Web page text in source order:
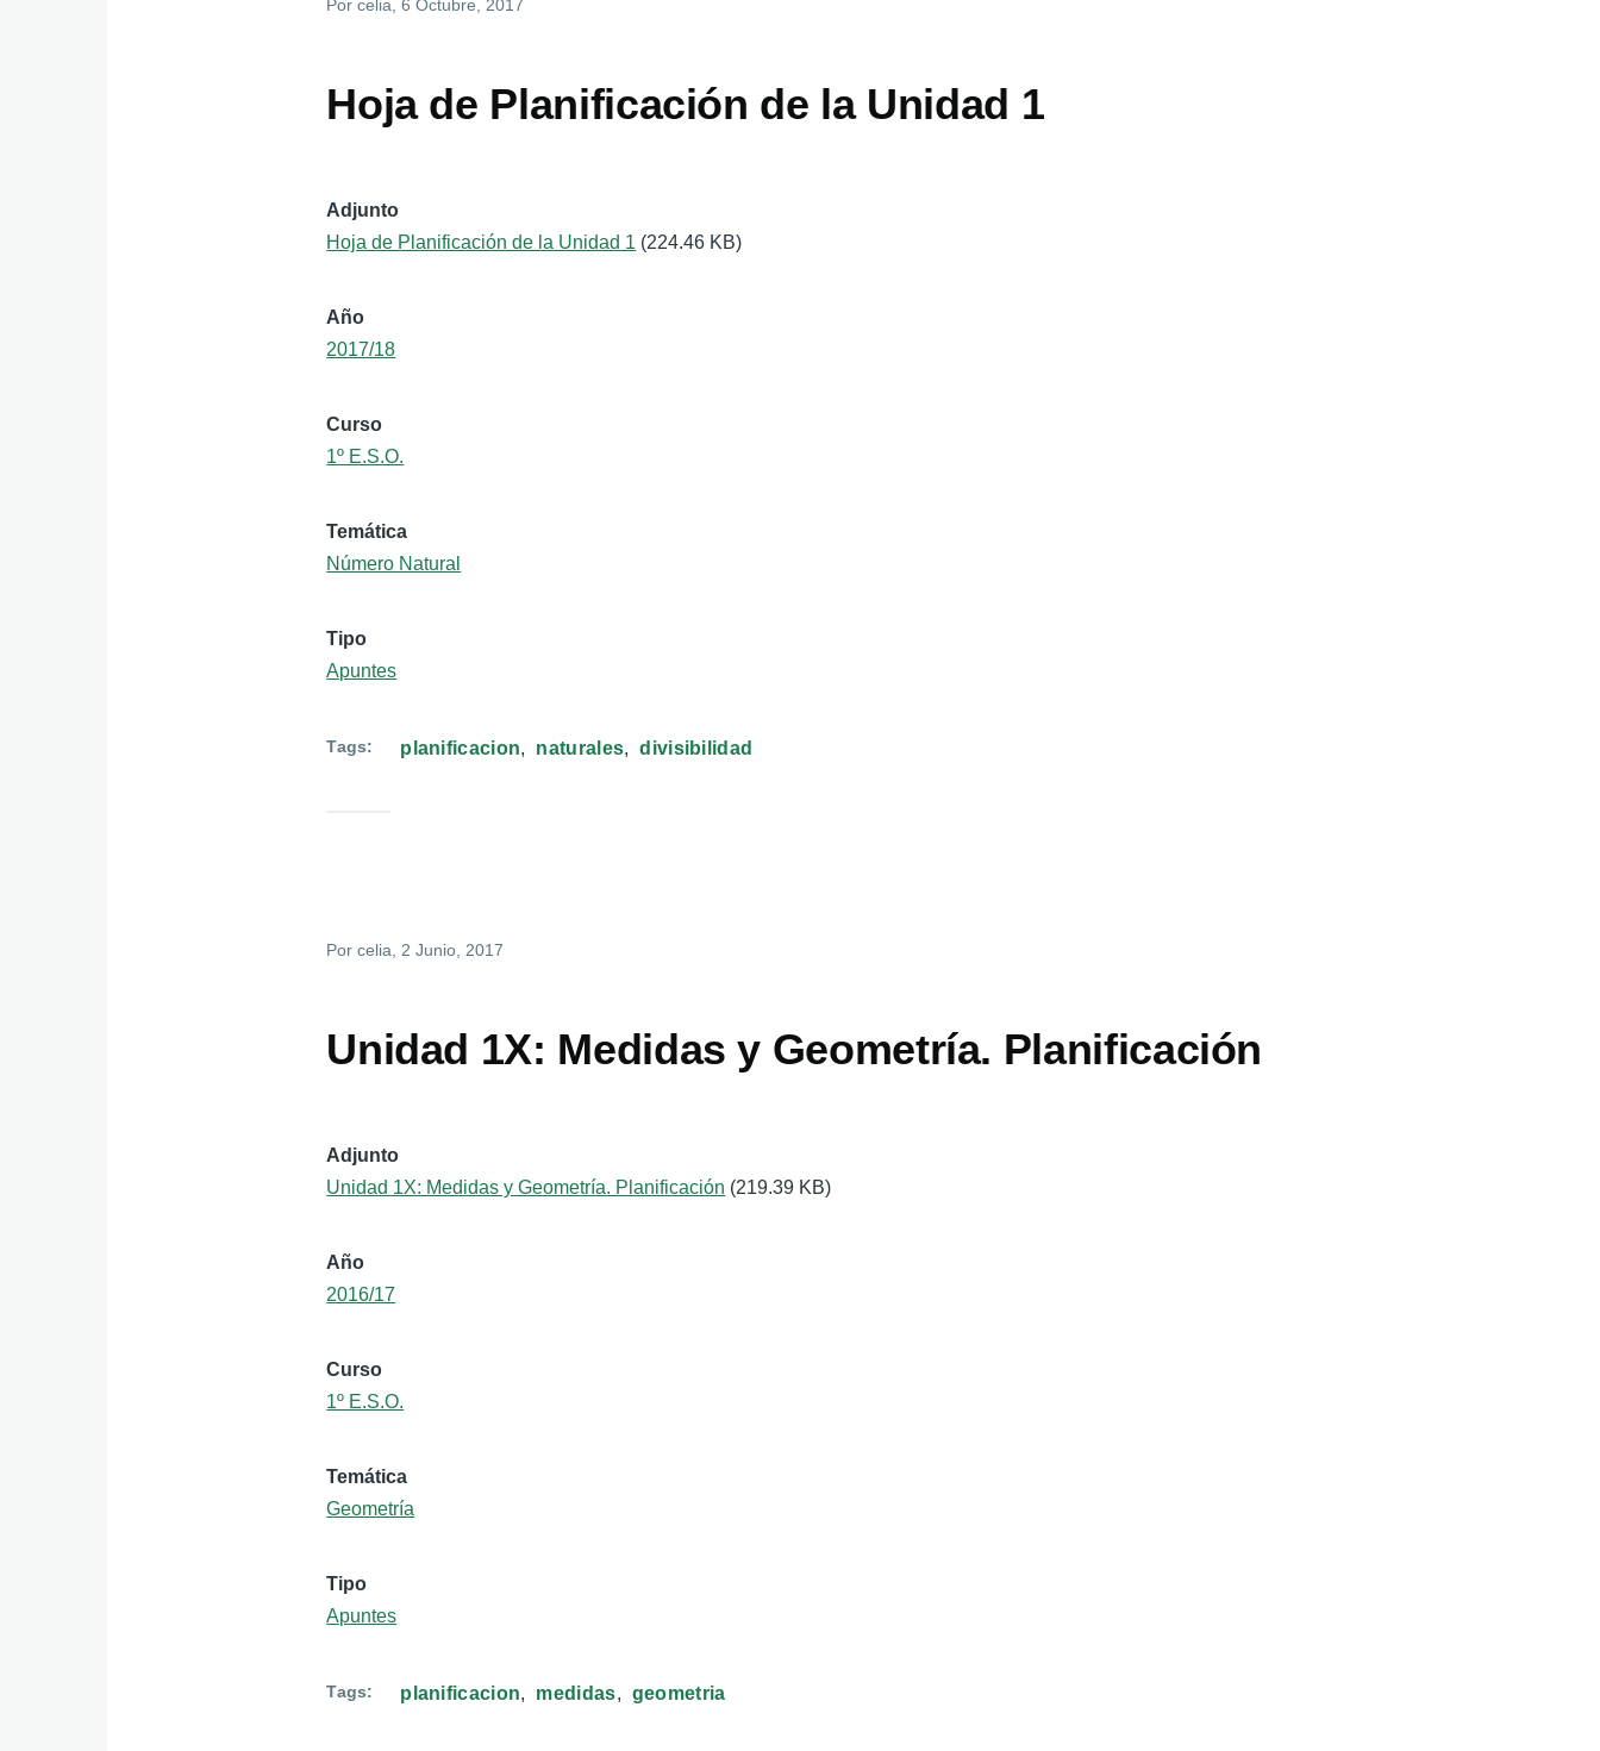
Porcelia , 6 Octubre, 2017
Hoja de Planificación de la Unidad 1
Adjunto
Hoja de Planificación de la Unidad 1 (224.46 KB)
Año
2017/18
Curso
1º E.S.O.
Temática
Número Natural
Tipo
Apuntes
Tags planificacion naturales divisibilidad
Porcelia , 2 Junio, 2017
Unidad 1X: Medidas y Geometría. Planificación
Adjunto
Unidad 1X: Medidas y Geometría. Planificación (219.39 KB)
Año
2016/17
Curso
1º E.S.O.
Temática
Geometría
Tipo
Apuntes
Tags planificacion medidas geometria